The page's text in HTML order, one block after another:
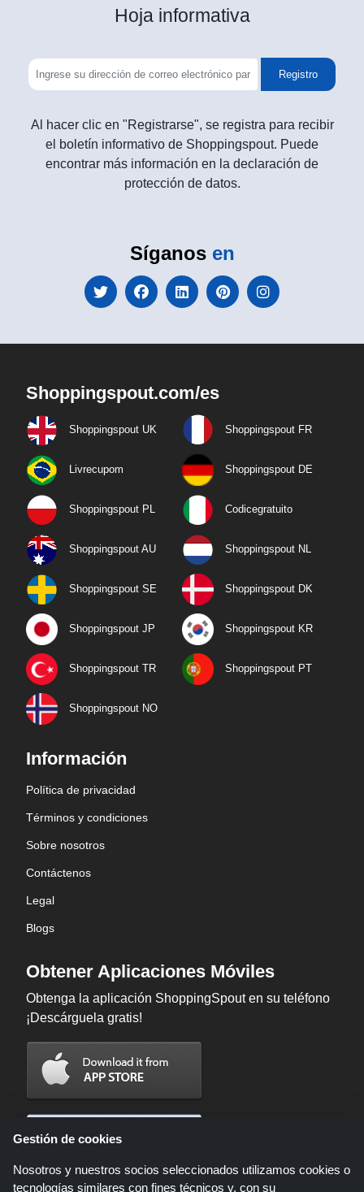
Hoja informativa
Registro
Al hacer clic en "Registrarse", se registra para recibir
el boletín informativo de Shoppingspout. Puede
encontrar más información en la declaración de
protección de datos.
Síganos en
Shoppingspout.com/es
Shoppingspout UK Shoppingspout FR
Livrecupom Shoppingspout DE
Shoppingspout PL Codicegratuito
Shoppingspout AU Shoppingspout NL
Shoppingspout SE Shoppingspout DK
Shoppingspout JP Shoppingspout KR
Shoppingspout TR Shoppingspout PT
Shoppingspout NO
Información
Política de privacidad
Términos y condiciones
Sobre nosotros
Contáctenos
Legal
Blogs
Obtener Aplicaciones Móviles
Obtenga la aplicación ShoppingSpout en su teléfono
¡Descárguela gratis!
Gestión de cookies
Nosotros y nuestros socios seleccionados utilizamos cookies o
tecnologías similares con fines técnicos y, con su